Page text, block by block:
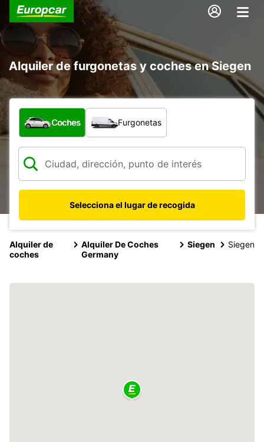
Alquiler de furgonetas y coches en Siegen
¿Qué tipo de vehículo?
Coches Furgonetas
Selecciona el lugar de recogida
Alquiler de
coches
Alquiler De Coches
Germany
Siegen Siegen